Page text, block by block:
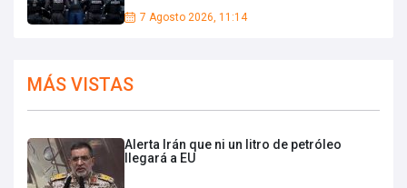
7 Agosto 2026, 11:14
MÁS VISTAS
Alerta Irán que ni un litro de petróleo
llegará a EU